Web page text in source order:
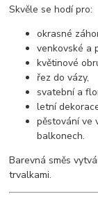
Skvěle se hodí pro:
okrasné
venkovské a
květinové
řez do vázy,
svatební a
letní
pěstování ve
balkonech.
Barevná směs
trvalkami.